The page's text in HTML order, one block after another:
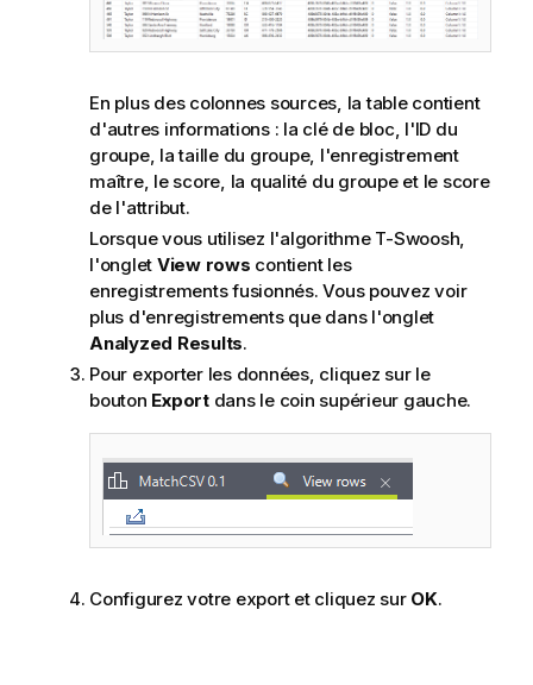
En plus des colonnes sources, la table contient
d'autres informations : la clé de bloc, l'ID du
groupe, la taille du groupe, l'enregistrement
maître, le score, la qualité du groupe et le score
de l'attribut.
Lorsque vous utilisez l'algorithme T-Swoosh,
l'onglet View rows contient les
enregistrements fusionnés. Vous pouvez voir
plus d'enregistrements que dans l'onglet
Analyzed Results.
Pour exporter les données, cliquez sur le
bouton Exportdans le coin supérieur gauche.
Configurez votre export et cliquez sur OK.